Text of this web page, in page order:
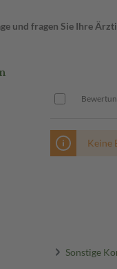
und fragen Sie Ihre
Keine
Sonstige